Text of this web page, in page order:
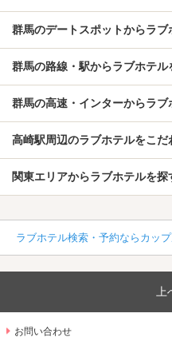
群馬のデートスポットからラブ
群馬の路線・駅からラブホテル
群馬の高速・インターからラブ
高崎駅周辺のラブホテルをこだ
関東エリアからラブホテルを探
ラブホテル検索・予約ならカッ
お問い合わせ